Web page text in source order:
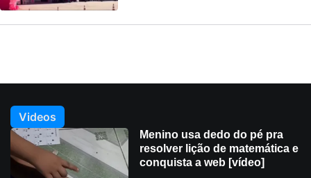
Videos
Menino usa dedo do pé pra
resolver lição de matemática e
conquista a web [vídeo]